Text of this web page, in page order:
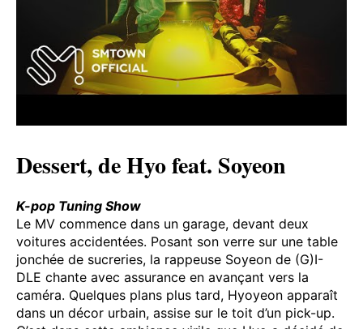
Dessert, de Hyo feat. Soyeon
K-pop Tuning Show
Le MV commence dans un garage, devant deux
voitures accidentées. Posant son verre sur une table
jonchée de sucreries, la rappeuse Soyeon de (G)I-
DLE chante avec assurance en avançant vers la
caméra. Quelques plans plus tard, Hyoyeon apparaît
dans un décor urbain, assise sur le toit d’un pick-up.